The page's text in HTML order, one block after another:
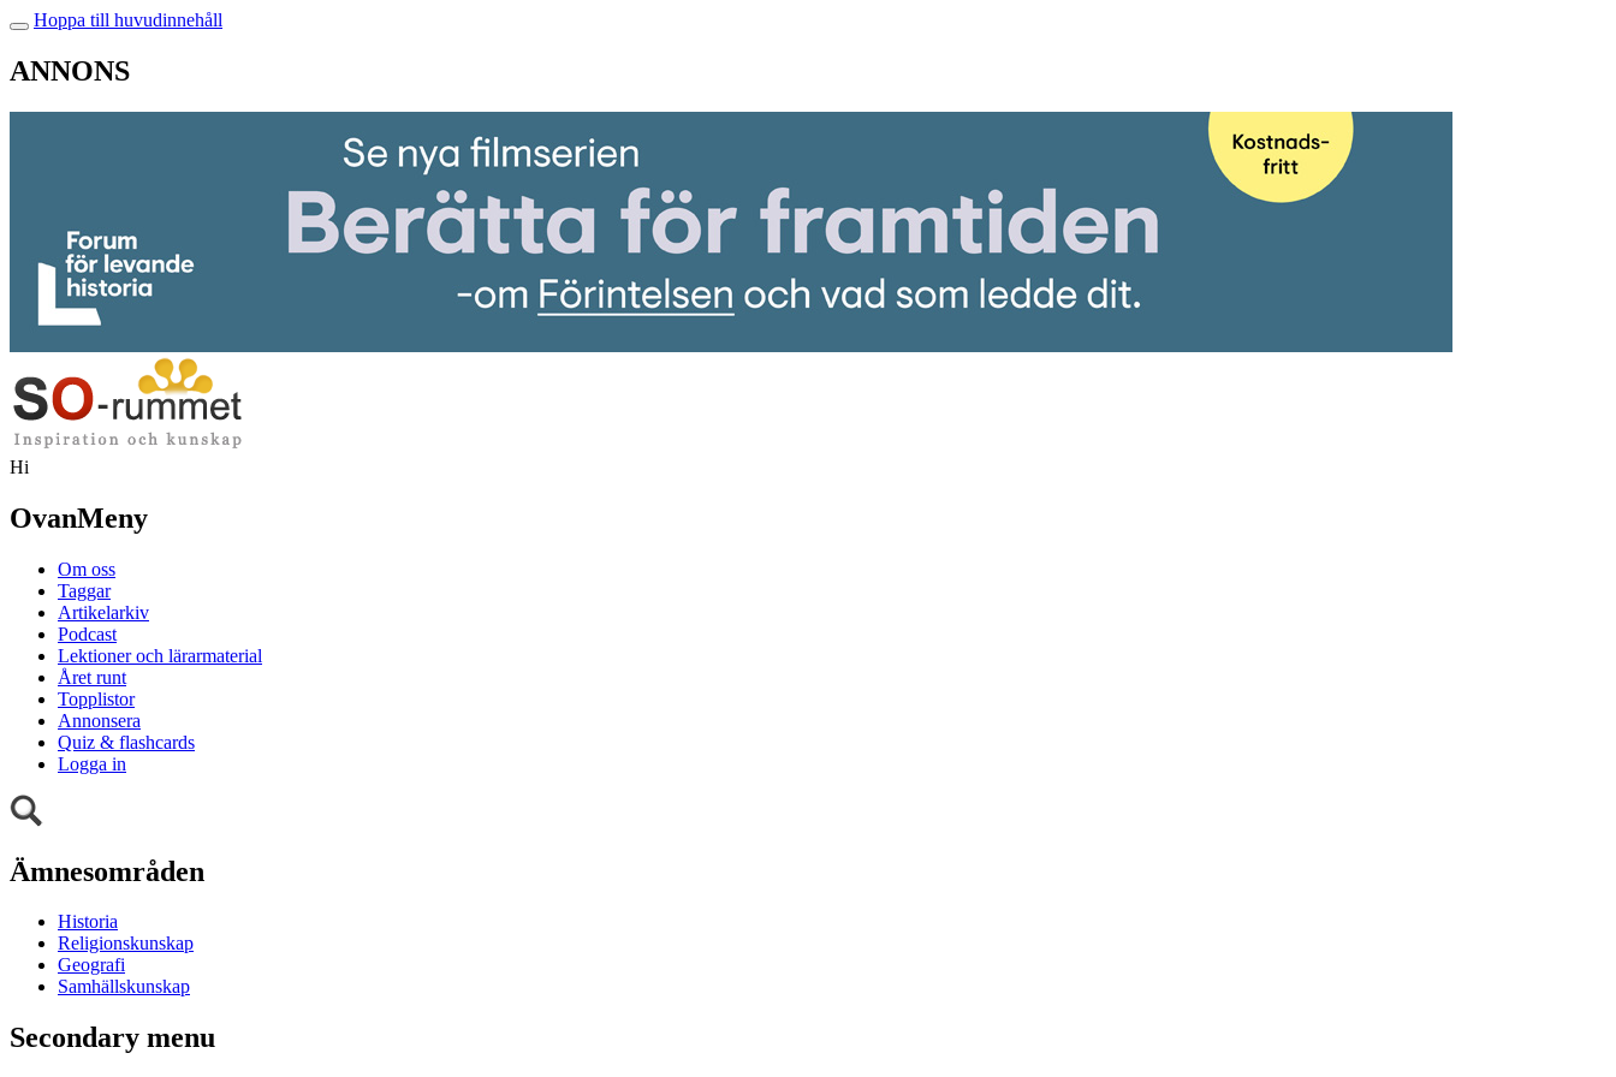
Hoppa till huvudinnehåll
ANNONS
Hi
OvanMeny
Om oss
Taggar
Artikelarkiv
Podcast
Lektioner och lärarmaterial
Året runt
Topplistor
Annonsera
Quiz & flashcards
Logga in
Ämnesområden
Historia
Religionskunskap
Geografi
Samhällskunskap
Secondary menu